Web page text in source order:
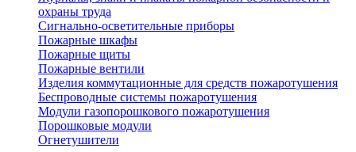
охраны труда
Сигнально-осветительные приборы
Пожарные шкафы
Пожарные щиты
Пожарные вентили
Изделия коммутационные для средств пожаротушения
Беспроводные системы пожаротушения
Модули газопорошкового пожаротушения
Порошковые модули
Огнетушители